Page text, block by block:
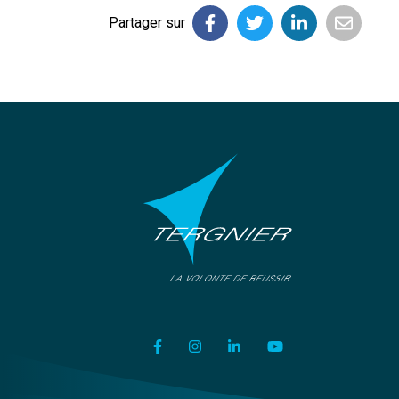
Partager sur
Lien vers le compte Facebook
Lien vers le compte Instagram
Lien vers le compte
Lien vers la